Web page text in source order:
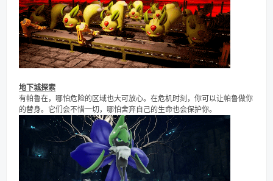
地下城探索
有帕鲁在，哪怕危险的区域也大可放心。在危机时刻，你可以让帕鲁做你
的替身。它们会不惜一切，哪怕舍弃自己的生命也会保护你。